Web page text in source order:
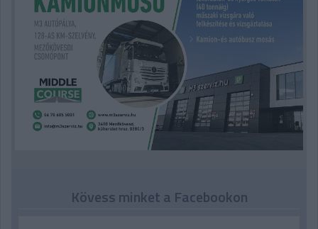
Kövess minket a Facebookon